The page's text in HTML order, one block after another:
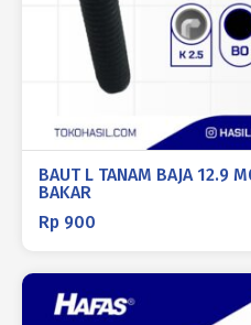
BAUT L TANAM BAJA 12.9
BAKAR
Rp 900